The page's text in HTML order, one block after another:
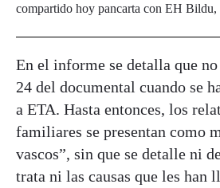
compartido hoy pancarta con EH
En el informe se detalla que
24 del documental cuando se
a ETA. Hasta entonces, los
familiares se presentan como
vascos”, sin que se detalle ni
trata ni las causas que les han